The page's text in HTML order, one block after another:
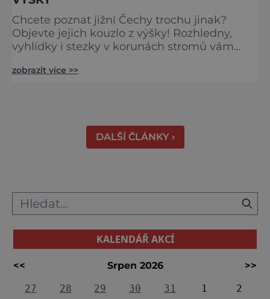
Chcete poznat jižní Čechy trochu jinak?
Objevte jejich kouzlo z výšky! Rozhledny,
vyhlídky i stezky v korunách stromů vám
města i Alpy v dálce. Ptačí pozorovatelna
zobrazit více >>
DALŠÍ ČLÁNKY ›
KALENDÁŘ AKCÍ
<< Srpen 2026
>>
27
28 29 30 31 1
2